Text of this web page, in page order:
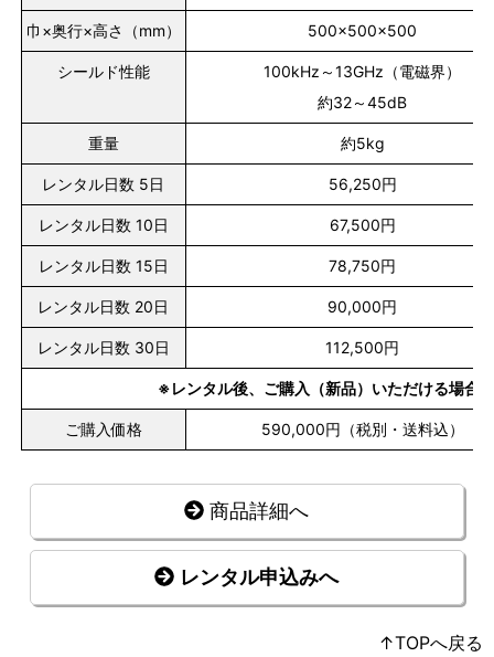
巾×奥行×高さ（mm） 500×500×500
シールド性能
100kHz～13GHz（電磁界）
約32～45dB
重量 約5kg
レンタル日数 5日 56,250円
レンタル日数 10日 67,500円
レンタル日数 15日 78,750円
レンタル日数 20日 90,000円
レンタル日数 30日 112,500円
※レンタル後、ご購入（新品）いただける場合
ご購入価格 590,000円（税別・送料込）
商品詳細へ
レンタル申込みへ
↑TOPへ戻る